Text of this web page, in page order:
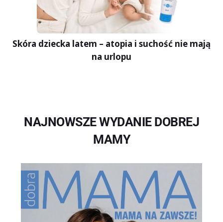
Skóra dziecka latem – atopia i suchość nie mają
na urlopu
NAJNOWSZE WYDANIE DOBREJ
MAMY